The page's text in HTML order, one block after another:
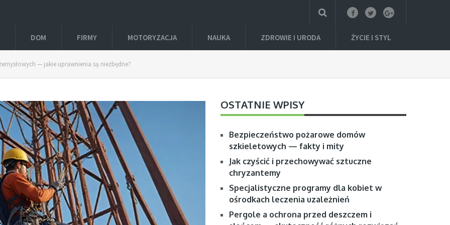
DOM FIRMY MOTORYZACJA NAUKA ZDROWIE I URODA ŻYCIE I STYL
— jakie uprawnienia są niezbędne?
OSTATNIE WPISY
Bezpieczeństwo pożarowe domów
szkieletowych — fakty i mity
Jak czyścić i przechowywać sztuczne
chryzantemy
Specjalistyczne programy dla kobiet w
ośrodkach leczenia uzależnień
Pergole a ochrona przed deszczem i